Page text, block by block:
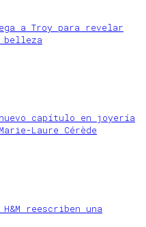
a Troy para revelar
capítulo en joyería
Laure Cérède
reescriben una